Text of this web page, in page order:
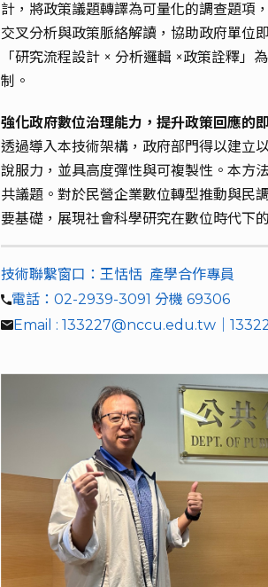
計，將政策議題轉譯為可量化的調查題項
交叉分析與政策脈絡解讀，協助政府單位
「研究流程設計 × 分析邏輯 ×政策詮釋
制。
強化政府數位治理能力，提升政策回應的
透過導入本技術架構，政府部門得以建立
說服力，並具高度彈性與可複製性。本方
共議題。對於民營企業數位轉型推動與民
要基礎，展現社會科學研究在數位時代下
技術聯繫窗口：王恬恬 產學合作專員
電話：02-2939-3091 分機 69306
Email : 133227@nccu.edu.tw｜